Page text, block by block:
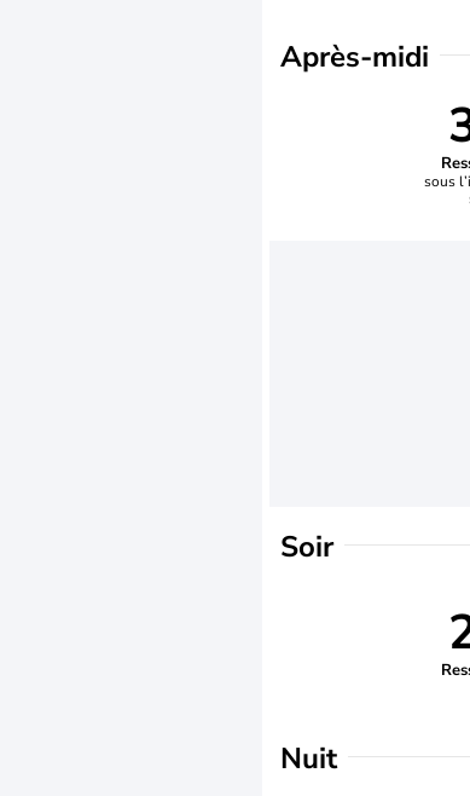
Après-midi
sous
Soir
Nuit